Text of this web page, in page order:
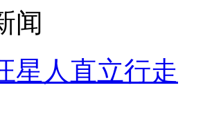
闻
星人直立行走